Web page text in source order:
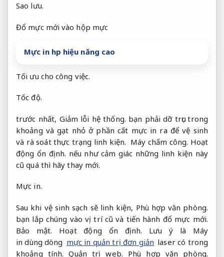
Sao lưu.
Đổ mực mới vào hộp mực
Mực in hp hiệu năng cao
Tối ưu cho công việc.
Tốc độ.
trước nhất, Giảm lỗi hệ thống. bạn phải dỡ trục trong
khoảng và gạt nhỏ ở phần cất mực in ra để vệ sinh
và rà soát thực trạng linh kiện. Máy chấm công. Hoạt
động ổn định. nếu như cảm giác những linh kiện này
cũ quá thì hãy thay mới.
Mực in.
Sau khi vệ sinh sạch sẽ linh kiện, Phù hợp văn phòng.
bạn lắp chúng vào vị trí cũ và tiến hành đổ mực mới.
Bảo mật.
Hoạt động ổn định. Lưu ý là Máy
in dùng dòng mực in quản trị đơn giản laser có trong
khoảng tính.Quản trị web. Phù hợp văn phòng.